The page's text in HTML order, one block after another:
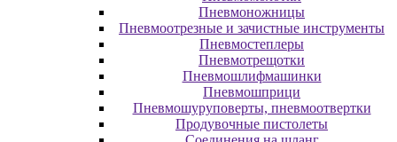
Пневмоножницы
Пневмоотрезные и зачистные инструменты
Пневмостеплеры
Пневмотрещотки
Пневмошлифмашинки
Пневмошприци
Пневмошуруповерты, пневмоотвертки
Продувочные пистолеты